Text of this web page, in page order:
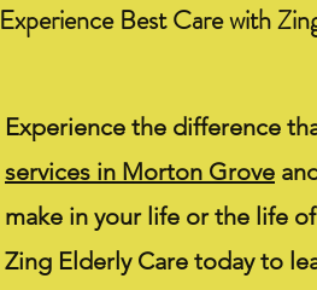
Experience Best Care with
Experience the difference
services in Morton Grove
make in your life or the life
Zing Elderly Care today to